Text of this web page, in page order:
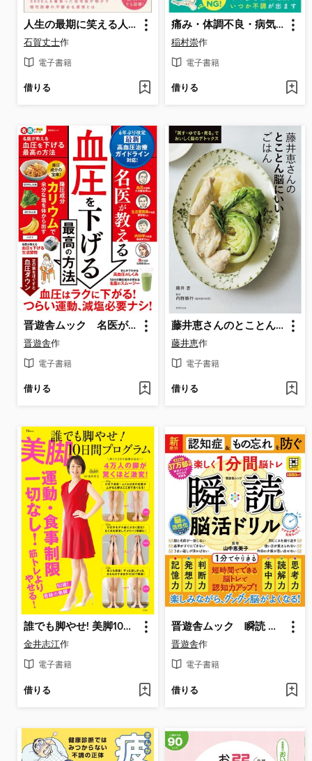
人生の最期に笑える人だけが知っていること 「がん治療」と「在宅医療」を考えたら最初に読む本
石賀丈士作
電子書籍
借りる
痛み・体調不良・病気すべて解消できる超歩行
稲村崇作
電子書籍
借りる
晋遊舎ムック 名医が教える 血圧を下げる最高の方法
晋遊舎作
電子書籍
借りる
藤井恵さんのとことん脳にいいごはん 「蒸す・ゆでる・煮る」でおいしく脳のデトックス
藤井恵作
電子書籍
借りる
誰でも脚やせ! 美脚10日間プログラム
金井志江作
電子書籍
借りる
晋遊舎ムック 瞬読 脳活ドリル
晋遊舎作
電子書籍
借りる